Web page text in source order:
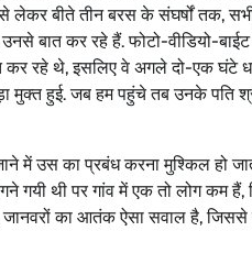
बीते तीन बरस के संघर्षों तक, सभी
बात कर रहे हैं. फोटो-वीडियो-
रहे थे, इसलिए वे अगले दो-एक घंटे
हुई. जब हम पहुंचे तब उनके पति
में उस का प्रबंध करना मुश्किल हो
गयी थी पर गांव में एक तो लोग कम
जानवरों का आतंक ऐसा सवाल है,